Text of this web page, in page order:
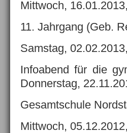
Mittwoch,
11. Jahrgang (Geb.
Samstag,
Infoabend für die
Donnerstag,
Gesamtschule
Mittwoch,